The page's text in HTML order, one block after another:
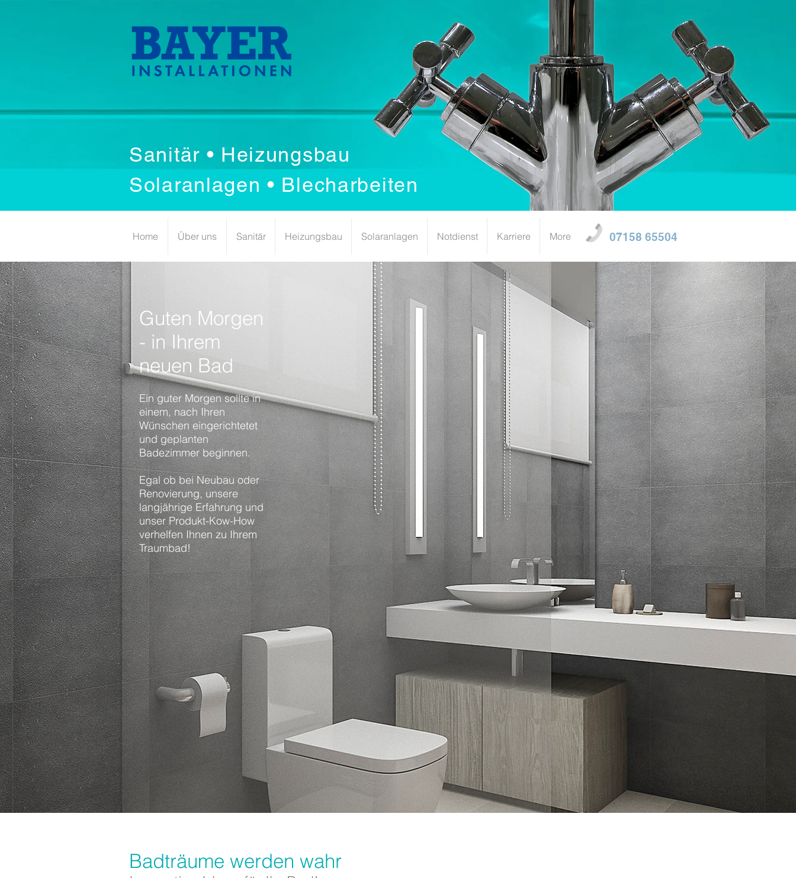
Guten Morgen
- in Ihrem
neuen Bad
Ein guter Morgen sollte in
einem, nach Ihren
Wünschen eingerichtetet
und geplanten
Badezimmer beginnen.
Egal ob bei Neubau oder
Renovierung, unsere
langjährige Erfahrung und
unser Produkt-Kow-How
verhelfen Ihnen zu Ihrem
Traumbad!
Badträume werden wahr
Sanitär • Heizungsbau
Solaranlagen • Blecharbeiten
07158 65504
Home Über uns Sanitär Heizungsbau Solaranlagen Notdienst Karriere More